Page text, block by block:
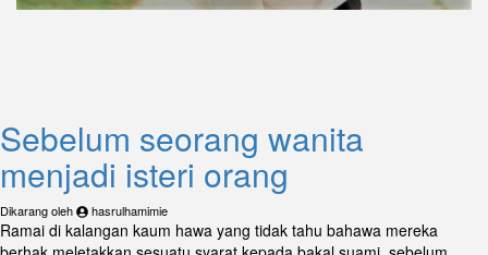
Sebelum seorang wanita
menjadi isteri orang
Dikarang oleh hasrulhamimie
Ramai di kalangan kaum hawa yang tidak tahu bahawa mereka